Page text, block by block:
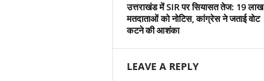
उत्तराखंड में SIR पर सियासत तेज: 19 लाख
मतदाताओं को नोटिस, कांग्रेस ने जताई वोट
कटने की आशंका
LEAVE A REPLY